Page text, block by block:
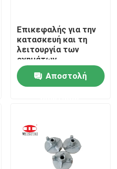
χάλυβα
πλαισίων
Επικεφαλής για την
κατασκευή και τη
λειτουργία των
οχημάτων
Αποστολή